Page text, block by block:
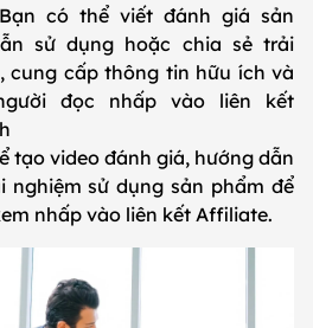
có thể viết đánh giá sản
sử dụng hoặc chia sẻ trải
cung cấp thông tin hữu ích và
đọc nhấp vào liên kết
tạo video đánh giá, hướng dẫn
nghiệm sử dụng sản phẩm để
nhấp vào liên kết Affiliate.